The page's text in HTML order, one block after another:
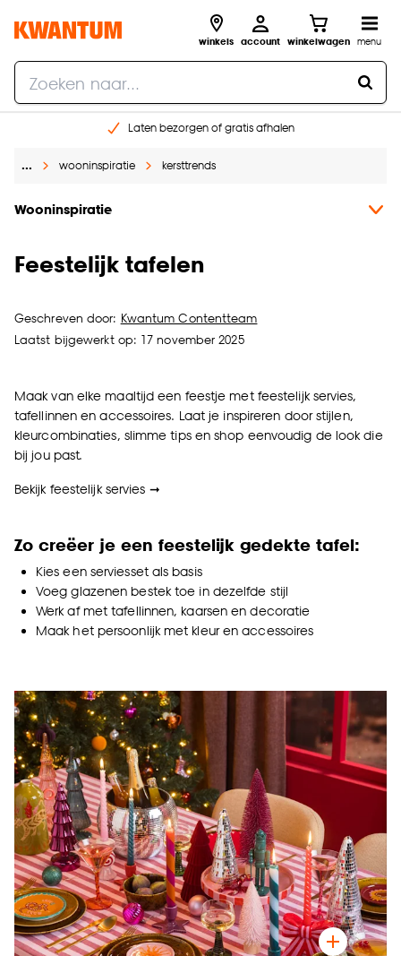
winkels account winkelwagen menu
Laten bezorgen of gratis afhalen
Gratis raam advies en opmeten aan huis
… wooninspiratie kersttrends
Wooninspiratie
Feestelijk tafelen
Geschreven door: Kwantum Contentteam
Laatst bijgewerkt op: 17 november 2025
Maak van elke maaltijd een feestje met feestelijk servies,
tafellinnen en accessoires. Laat je inspireren door stijlen,
kleurcombinaties, slimme tips en shop eenvoudig de look die
bij jou past.
Bekijk feestelijk servies ➞
Zo creëer je een feestelijk gedekte tafel:
Kies een serviesset als basis
Voegglazenen bestek toe in dezelfde stijl
Werk af met tafellinnen, kaarsen en decoratie
Maak het persoonlijk met kleur en accessoires